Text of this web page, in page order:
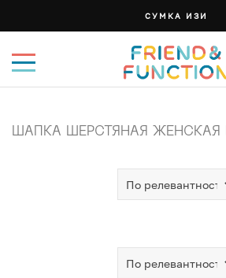
СУМКА ИЗИ
ШАПКА ШЕРСТЯНАЯ ЖЕНСКАЯ